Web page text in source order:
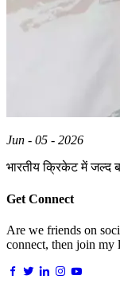
Jun - 05 - 2026
भारतीय क्रिकेट में जल्द
Get Connect
Are we friends on
connect, then join my